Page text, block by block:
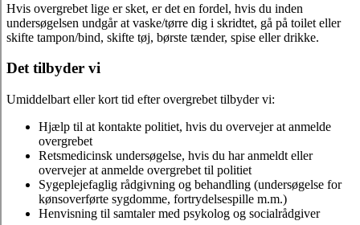
Hvis overgrebet lige er sket, er det en fordel, hvis du inden
undersøgelsen undgår at vaske/tørre dig i skridtet, gå på toilet eller
skifte tampon/bind, skifte tøj, børste tænder, spise eller drikke.
Det tilbyder vi
Umiddelbart eller kort tid efter overgrebet tilbyder vi:
Hjælp til at kontakte politiet, hvis du overvejer at anmelde
overgrebet
Retsmedicinsk undersøgelse, hvis du har anmeldt eller
overvejer at anmelde overgrebet til politiet
Sygeplejefaglig rådgivning og behandling (undersøgelse for
kønsoverførte sygdomme, fortrydelsespille m.m.)
Henvisning til samtaler med psykolog og socialrådgiver